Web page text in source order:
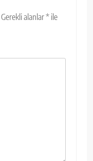
Gerekli alanlar* ile